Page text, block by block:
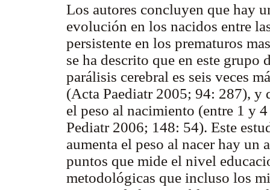
Los autores concluyen que hay
evolución en los nacidos entre
persistente en los prematuros
se ha descrito que en este grupo
parálisis cerebral es seis veces
(Acta Paediatr 2005; 94: 287), y
el peso al nacimiento (entre 1 y
Pediatr 2006; 148: 54). Este
aumenta el peso al nacer hay un
puntos que mide el nivel
metodológicas que incluso los